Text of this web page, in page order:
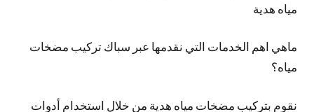
مياه هدية
ماهي اهم الخدمات التي نقدمها عبر سباك تركيب مضخات
مياه؟
نقوم بتركيب مضخات مياه هدية من خلال استخدام أدوات